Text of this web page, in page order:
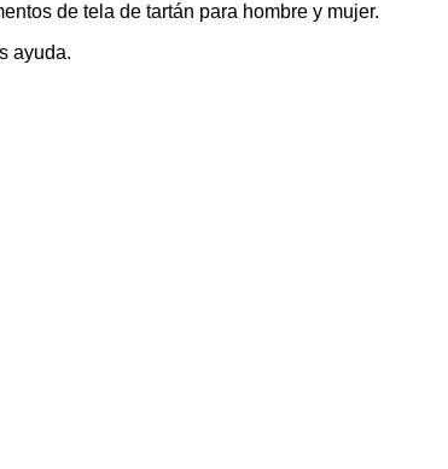
de tela de tartán para hombre y mujer.
ayuda.